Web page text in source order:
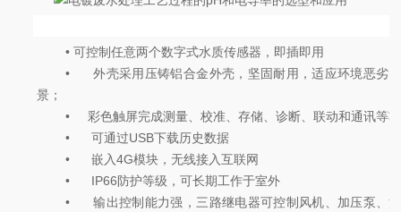
•可控制任意两个数字式水质传感器，即插即用
•
外壳采用压铸铝合金外壳，坚固耐用，适应环境恶劣
景；
•
彩色触屏完成测量、校准、存储、诊断、联动和通讯等
•
可通过USB下载历史数据
•
嵌入4G模块，无线接入互联网
•
IP66防护等级，可长期工作于室外
•
输出控制能力强，三路继电器可控制风机、加压泵、